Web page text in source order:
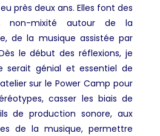
près deux ans. Elles font des
non-mixité autour de la
de la musique assistée par
le début des réflexions, je
génial et essentiel de
sur le Power Camp pour
casser les biais de
de production sonore, aux
de la musique, permettre